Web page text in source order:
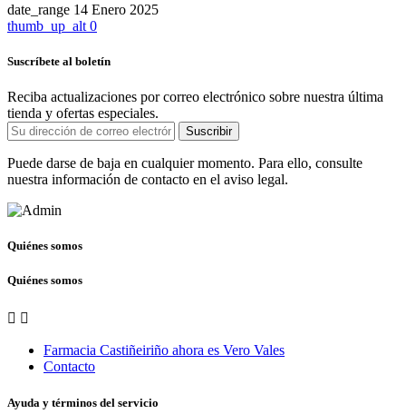
date_range 14 Enero 2025
thumb_up_alt 0
Suscríbete al boletín
Reciba actualizaciones por correo electrónico sobre nuestra última
tienda y ofertas especiales.
Suscribir
Puede darse de baja en cualquier momento. Para ello, consulte
nuestra información de contacto en el aviso legal.
Quiénes somos
Quiénes somos
 
Farmacia Castiñeiriño ahora es Vero Vales
Contacto
Ayuda y términos del servicio